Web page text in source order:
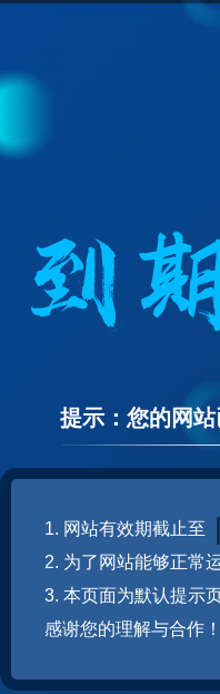
提示：您的网站
1. 网站有效期截止至
2. 为了网站能够正常
3. 本页面为默认提示
感谢您的理解与合作！